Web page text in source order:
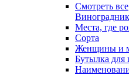
Смотреть все
Места, где
Сорта
Женщины и
Бутылка для